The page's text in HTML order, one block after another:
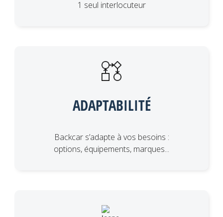
1 seul interlocuteur
ADAPTABILITÉ
Backcar s’adapte à vos besoins :
options, équipements, marques...